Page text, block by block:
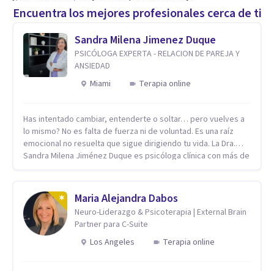
Encuentra los mejores profesionales cerca de ti
Sandra Milena Jimenez Duque
PSICÓLOGA EXPERTA - RELACION DE PAREJA Y
ANSIEDAD
Miami
Terapia online
Has intentado cambiar, entenderte o soltar… pero vuelves a
lo mismo? No es falta de fuerza ni de voluntad. Es una raíz
emocional no resuelta que sigue dirigiendo tu vida. La Dra.
Sandra Milena Jiménez Duque es psicóloga clínica con más de
ansiedad, la baja autoestima, la dependencia emocional y los
conflictos de pareja. Ha trabajado con pacientes en
diferentes países, acompañando procesos complejos. Su
enfoque terapéutico se diferencia por una premisa clara: no
trabaja el síntoma, trabaja la raíz que lo origina. Su
Maria Alejandra Dabos
Neuro-Liderazgo & Psicoterapia | External Brain
Partner para C-Suite
Los Angeles
Terapia online